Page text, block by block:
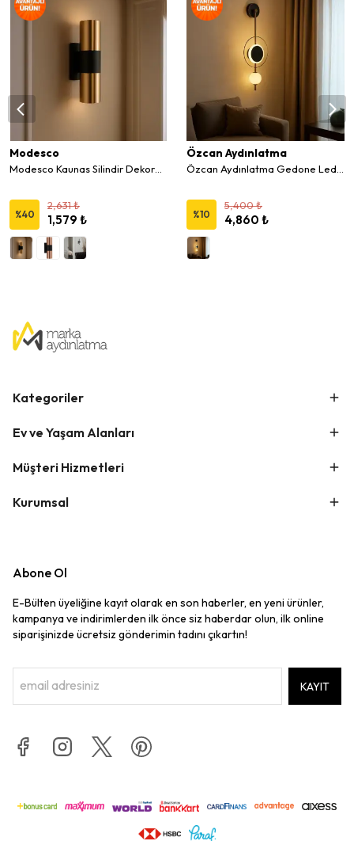
Modesco
%40
2,631 ₺
1,579 ₺
Özcan Aydınlatma
%10
5,400 ₺
4,860 ₺
Kategoriler
Ev ve Yaşam Alanları
Müşteri Hizmetleri
Kurumsal
Abone Ol
E-Bülten üyeliğine kayıt olarak en son haberler, en yeni ürünler,
kampanya ve indirimlerden ilk önce siz haberdar olun, ilk online
siparişinizde ücretsiz gönderimin tadını çıkartın!
KAYIT